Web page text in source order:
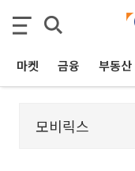
마켓 금융 부동산